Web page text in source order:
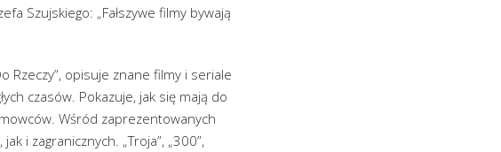
Szujskiego: „Fałszywe filmy bywają
Rzeczy”, opisuje znane filmy i seriale
czasów. Pokazuje, jak się mają do
Wśród zaprezentowanych
i zagranicznych. „Troja”, „300”,